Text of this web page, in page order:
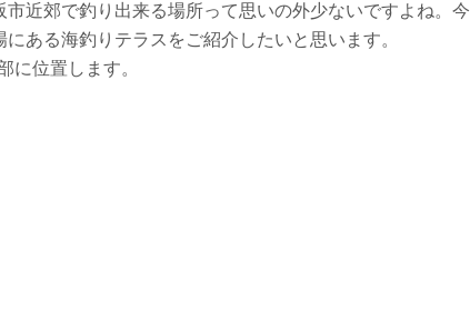
近郊で釣り出来る場所って思いの外少ないですよね。今
ある海釣りテラスをご紹介したいと思います。
に位置します。